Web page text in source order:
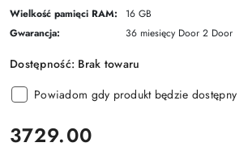
Wielkość pamięci RAM:
16 GB
Gwarancja:
36 miesięcy Door 2 Door
Dostępność: Brak towaru
Powiadom gdy produkt będzie dostępny
cena:
3729.00